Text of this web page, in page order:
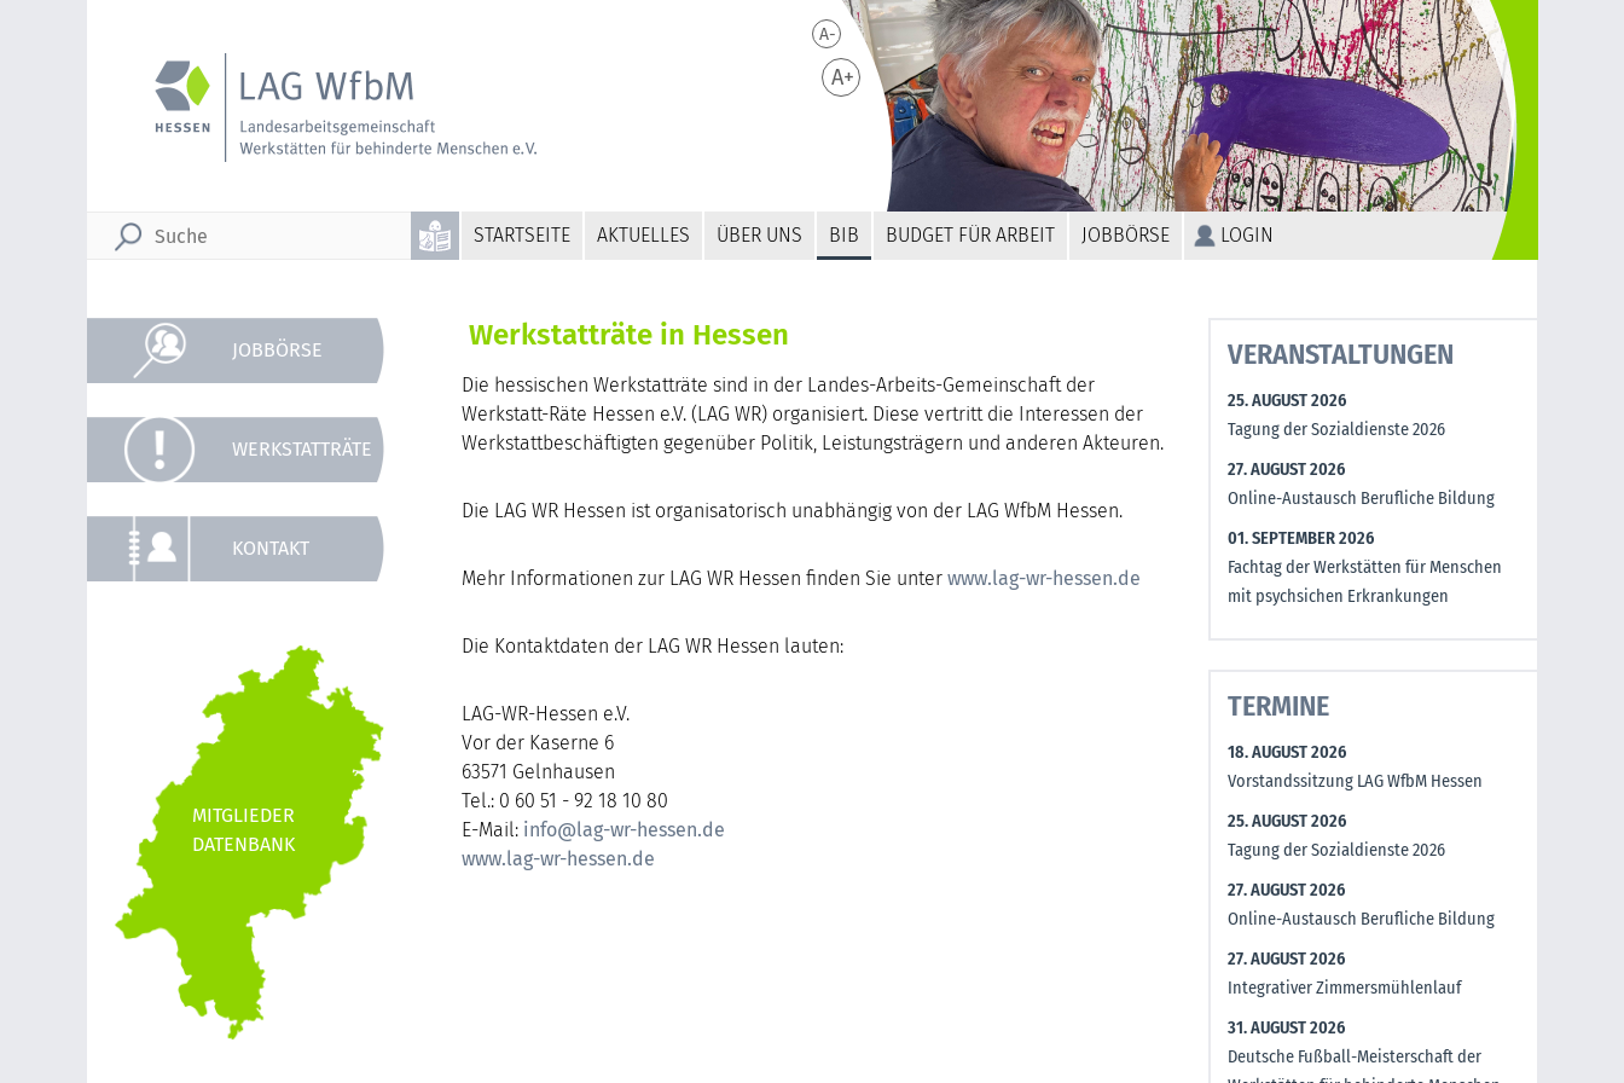
A-
A+
STARTSEITE AKTUELLES ÜBER UNS BIB BUDGET FÜR ARBEIT JOBBÖRSE LOGIN
JOBBÖRSE
WERKSTATTRÄTE
KONTAKT
Werkstatträte in Hessen
Die hessischen Werkstatträte sind in der Landes-Arbeits-Gemeinschaft der
Werkstatt-Räte Hessen e.V. (LAG WR) organisiert. Diese vertritt die Interessen der
Werkstattbeschäftigten gegenüber Politik, Leistungsträgern und anderen Akteuren.
Die LAG WR Hessen ist organisatorisch unabhängig von der LAG WfbM Hessen.
Mehr Informationen zur LAG WR Hessen finden Sie unter www.lag-wr-hessen.de
Die Kontaktdaten der LAG WR Hessen lauten:
LAG-WR-Hessen e.V.
Vor der Kaserne 6
63571 Gelnhausen
Tel.: 0 60 51 - 92 18 10 80
E-Mail: info@lag-wr-hessen.de
www.lag-wr-hessen.de
VERANSTALTUNGEN
25. AUGUST 2026
Tagung der Sozialdienste 2026
27. AUGUST 2026
Online-Austausch Berufliche Bildung
01. SEPTEMBER 2026
Fachtag der Werkstätten für Menschen
mit psychsichen Erkrankungen
TERMINE
18. AUGUST 2026
Vorstandssitzung LAG WfbM Hessen
25. AUGUST 2026
Tagung der Sozialdienste 2026
27. AUGUST 2026
Online-Austausch Berufliche Bildung
27. AUGUST 2026
Integrativer Zimmersmühlenlauf
31. AUGUST 2026
Deutsche Fußball-Meisterschaft der